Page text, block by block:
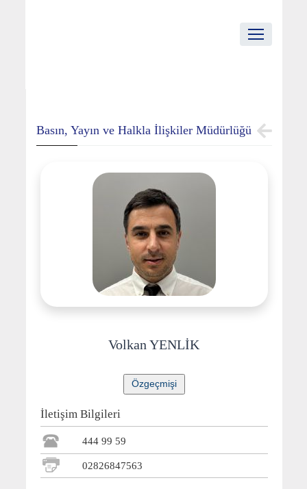
Basın, Yayın ve Halkla İlişkiler Müdürlüğü
Volkan YENLİK
İletişim Bilgileri
444 99 59
02826847563